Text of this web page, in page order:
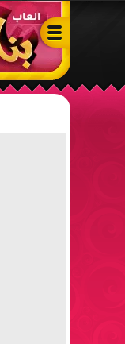
ألعاب